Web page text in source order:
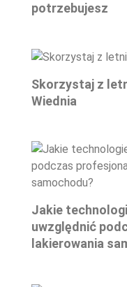
potrzebujesz
Skorzystaj z
Wiednia
Jakie
uwzględnić
lakierowania